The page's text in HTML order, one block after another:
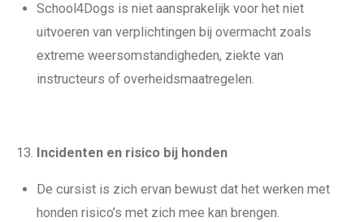
School4Dogs is niet aansprakelijk voor het niet
uitvoeren van verplichtingen bij overmacht zoals
extreme weersomstandigheden, ziekte van
instructeurs of overheidsmaatregelen.
Incidenten en risico bij honden
De cursist is zich ervan bewust dat het werken met
honden risico’s met zich mee kan brengen.